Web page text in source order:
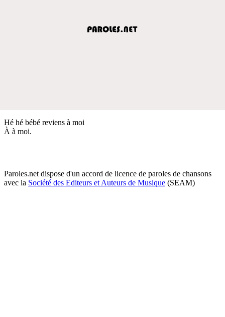
Hé hé bébé reviens à moi
À à moi.
Paroles.net dispose d'un accord de licence de paroles de chansons
avec la Société des Editeurs et Auteurs de Musique (SEAM)